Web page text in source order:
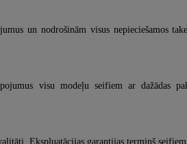
un nodrošinām visus nepieciešamos
visu modeļu seifiem ar dažādas
Ekspluatācijas garantijas termiņš